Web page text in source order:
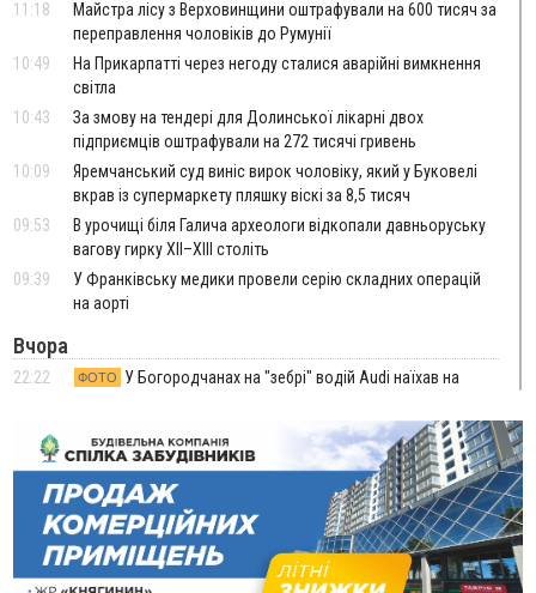
11:18
Майстра лісу з Верховинщини оштрафували на 600 тисяч за
переправлення чоловіків до Румунії
10:49
На Прикарпатті через негоду сталися аварійні вимкнення
світла
10:43
За змову на тендері для Долинської лікарні двох
підприємців оштрафували на 272 тисячі гривень
10:09
Яремчанський суд виніс вирок чоловіку, який у Буковелі
вкрав із супермаркету пляшку віскі за 8,5 тисяч
09:53
В урочищі біля Галича археологи відкопали давньоруську
вагову гирку XII–XIII століть
09:39
У Франківську медики провели серію складних операцій
на аорті
Вчора
22:22 ФОТО
У Богородчанах на "зебрі" водій Audi наїхав на
21:01
Загальна площа всіх книгарень України - трохи більше ніж 6
футбольних полів
20:47
На "зебрі" у Франківську два мотоциклісти збили жінку
18:55
Прикарпаття серед лідерів за будівництвом новобудов і
рекордсмен за зростанням цін на житло
16:48
ВІДЕО Де безпечно купатися на Прикарпатті?